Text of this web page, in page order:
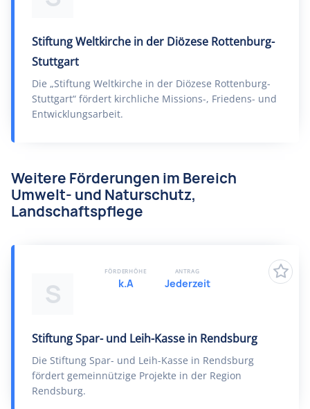
Stiftung Weltkirche in der Diözese Rottenburg-
Stuttgart
Die „Stiftung Weltkirche in der Diözese Rottenburg-
Stuttgart“ fördert kirchliche Missions-, Friedens- und
Entwicklungsarbeit.
Weitere Förderungen im Bereich
Umwelt- und Naturschutz,
Landschaftspflege
S
Stiftung Spar- und Leih-Kasse in Rendsburg
Die Stiftung Spar- und Leih-Kasse in Rendsburg
fördert gemeinnützige Projekte in der Region
Rendsburg.
FÖRDERHÖHE
k.A
ANTRAG
Jederzeit